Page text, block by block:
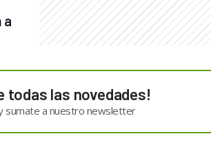
a
todas las novedades!
sumate a nuestro newsletter